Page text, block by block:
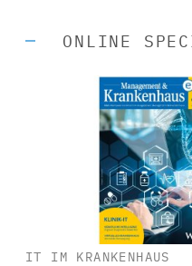
ONLINE
IT IM KRANKENHAUS